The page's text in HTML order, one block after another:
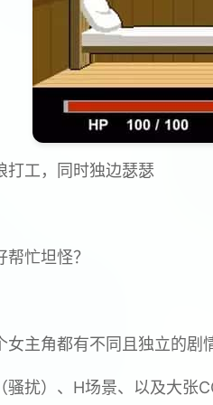
打工，同时独边瑟瑟
忙坦怪？
女主角都有不同且独立的剧
骚扰）、H场景、以及大张